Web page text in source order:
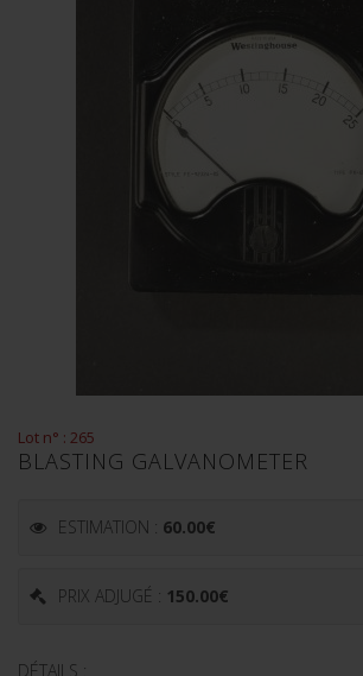
Lot n° : 265
BLASTING GALVANOMETER
ESTIMATION : 60.00€
PRIX ADJUGÉ : 150.00€
DÉTAILS :